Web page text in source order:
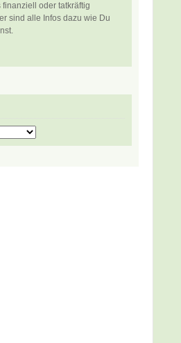
finanziell oder tatkräftig
sind alle Infos dazu wie Du